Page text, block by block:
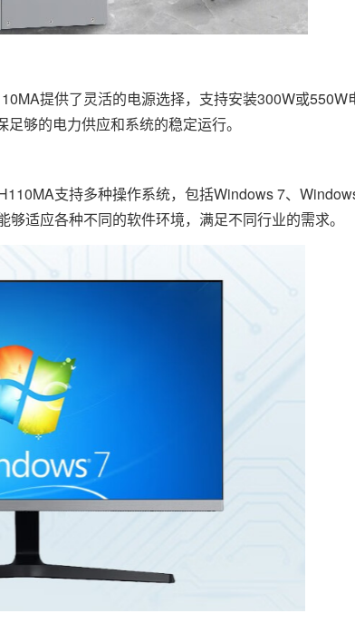
提供了灵活的电源选择，支持安装300W或550W
够的电力供应和系统的稳定运行。
支持多种操作系统，包括Windows 7、
适应各种不同的软件环境，满足不同行业的需求。